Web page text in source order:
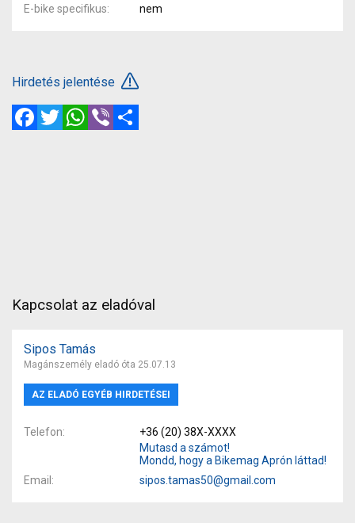
E-bike specifikus
nem
Hirdetés jelentése
FacebookTwitterWhatsApp
Viber
Kapcsolat az eladóval
Sipos Tamás
Magánszemély eladó óta 25.07.13
AZ ELADÓ EGYÉB HIRDETÉSEI
Telefon
+36 (20) 38X-XXXX
Mutasd a számot!
Mondd, hogy a Bikemag Aprón láttad!
Email
sipos.tamas50@gmail.com